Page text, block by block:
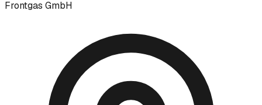
Frontgas GmbH